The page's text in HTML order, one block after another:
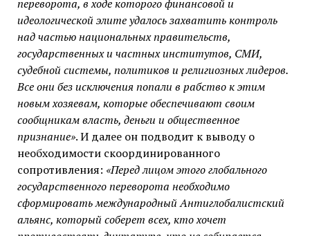
переворота, в ходе которого финансовой и
идеологической элите удалось захватить контроль
над частью национальных правительств,
государственных и частных институтов, СМИ,
судебной системы, политиков и религиозных лидеров.
Все они без исключения попали в рабство к этим
новым хозяевам, которые обеспечивают своим
сообщникам власть, деньги и общественное
признание». И далее он подводит к выводу о
необходимости скоординированного
сопротивления: «Перед лицом этого глобального
государственного переворота необходимо
сформировать международный Антиглобалистский
альянс, который соберет всех, кто хочет